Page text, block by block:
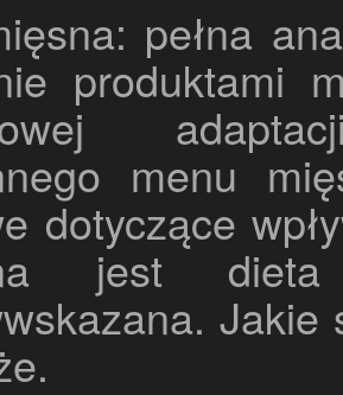
pełna
produktami
menu
dotyczące
jest